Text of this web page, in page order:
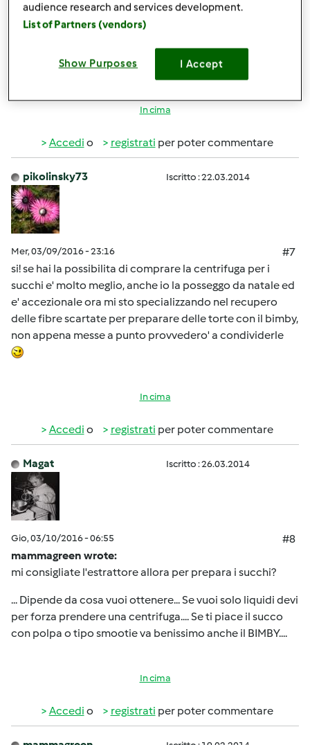
mi consigliate l'estrattore allora per prepara i succhi?
In cima
Accedi o registrati per poter commentare
pikolinsky73 Iscritto : 22.03.2014
Mer, 03/09/2016 - 23:16
#7
si! se hai la possibilita di comprare la centrifuga per i
succhi e' molto meglio, anche io la posseggo da natale ed
e' accezionale ora mi sto specializzando nel recupero
delle fibre scartate per preparare delle torte con il bimby,
non appena messe a punto provvedero' a condividerle
In cima
Accedi o registrati per poter commentare
Magat Iscritto : 26.03.2014
Gio, 03/10/2016 - 06:55
#8
mammagreen wrote:
mi consigliate l'estrattore allora per prepara i succhi?
... Dipende da cosa vuoi ottenere... Se vuoi solo liquidi devi
per forza prendere una centrifuga.... Se ti piace il succo
con polpa o tipo smootie va benissimo anche il BIMBY....
In cima
Accedi o registrati per poter commentare
audience research and services development.
List of Partners (vendors)
Show Purposes I Accept